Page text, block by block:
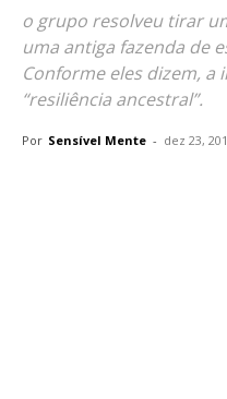
o grupo resolveu tirar
uma antiga fazenda de
Conforme eles dizem, a
“resiliência ancestral”.
Por Sensível Mente - dez 23,